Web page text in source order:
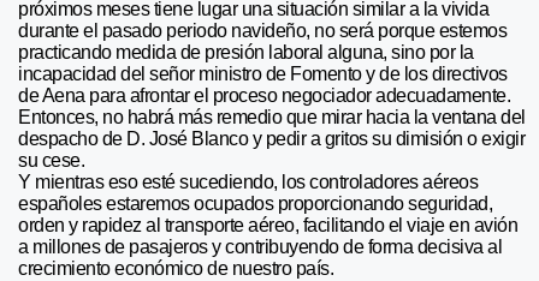
próximos meses tiene lugar una situación similar a la vivida
durante el pasado periodo navideño, no será porque estemos
practicando medida de presión laboral alguna, sino por la
incapacidad del señor ministro de Fomento y de los directivos
de Aena para afrontar el proceso negociador adecuadamente.
Entonces, no habrá más remedio que mirar hacia la ventana del
despacho de D. José Blanco y pedir a gritos su dimisión o exigir
su cese.
Y mientras eso esté sucediendo, los controladores aéreos
españoles estaremos ocupados proporcionando seguridad,
orden y rapidez al transporte aéreo, facilitando el viaje en avión
a millones de pasajeros y contribuyendo de forma decisiva al
crecimiento económico de nuestro país.